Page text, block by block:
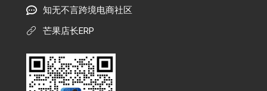
知无不言跨境电商社区
芒果店长ERP